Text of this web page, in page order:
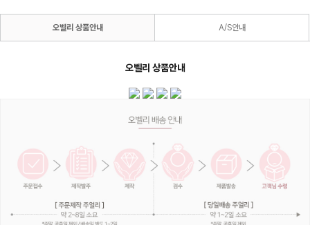
오벨리 상품안내 A/S안내
오벨리 상품안내